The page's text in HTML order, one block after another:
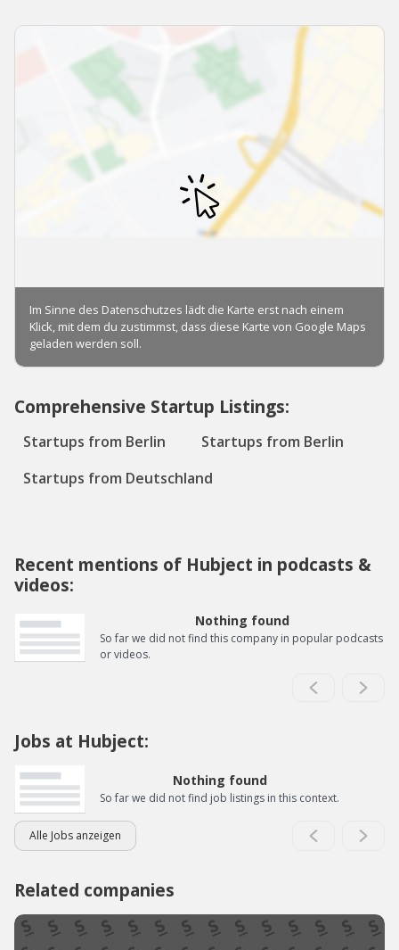
Comprehensive Startup Listings:
Startups from Berlin
Startups from Berlin
Startups from Deutschland
Recent mentions of Hubject in podcasts &
videos:
Nothing found
So far we did not find this company in popular podcasts
or videos.
Jobs at Hubject:
Nothing found
So far we did not find job listings in this context.
Alle Jobs anzeigen
Related companies